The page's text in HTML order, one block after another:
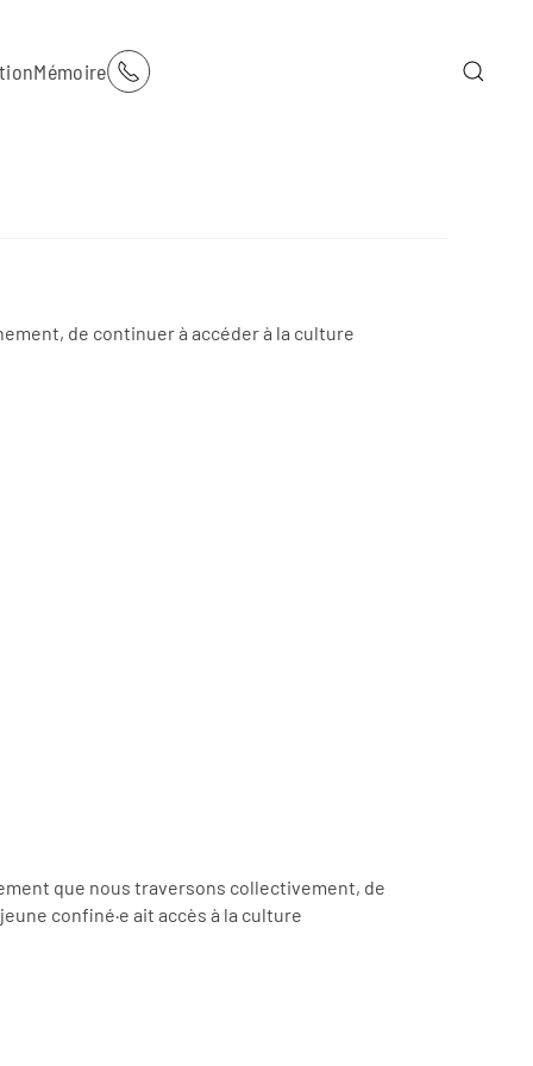
Mémoire
de continuer à accéder à la culture
que nous traversons collectivement, de
confiné·e ait accès à la culture